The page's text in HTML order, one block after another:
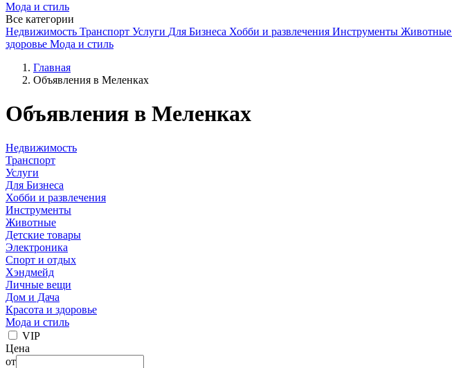
Мода и стиль
Все категории
Недвижимость Транспорт Услуги Для Бизнеса Хобби и развлечения Инструменты Животные
здоровье Мода и стиль
Главная
Объявления в Меленках
Объявления в Меленках
Недвижимость
Транспорт
Услуги
Для Бизнеса
Хобби и развлечения
Инструменты
Животные
Детские товары
Электроника
Спорт и отдых
Хэндмейд
Личные вещи
Дом и Дача
Красота и здоровье
Мода и стиль
VIP
Цена
от